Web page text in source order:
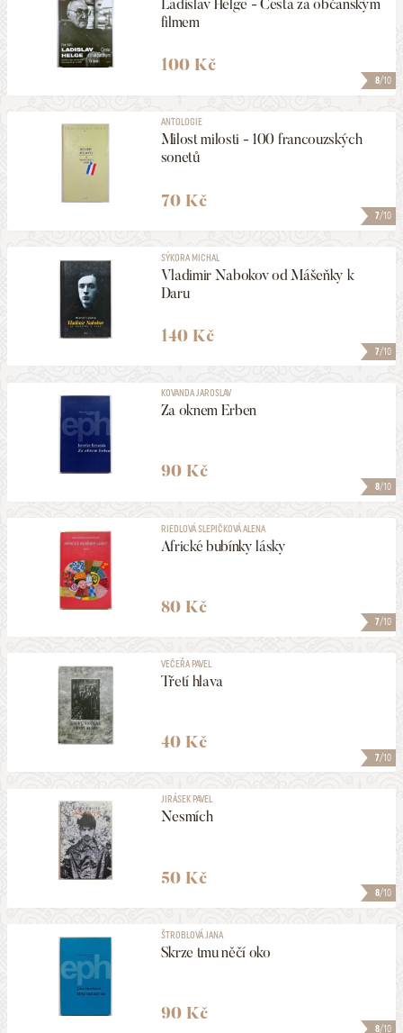
8/10
Ladislav Helge - Cesta za občanským
filmem
100 Kč
7/10
ANTOLOGIE
Milost milosti - 100 francouzských
sonetů
70 Kč
7/10
SÝKORA MICHAL
Vladimir Nabokov od Mášeňky k
Daru
140 Kč
8/10
KOVANDA JAROSLAV
Za oknem Erben
90 Kč
7/10
RIEDLOVÁ SLEPIČKOVÁ ALENA
Africké bubínky lásky
80 Kč
7/10
VEČEŘA PAVEL
Třetí hlava
40 Kč
8/10
JIRÁSEK PAVEL
Nesmích
50 Kč
8/10
ŠTROBLOVÁ JANA
Skrze tmu něčí oko
90 Kč